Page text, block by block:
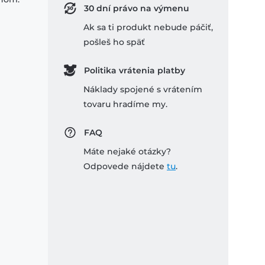
30 dní právo na výmenu
Ak sa ti produkt nebude páčiť,
pošleš ho späť
Politika vrátenia platby
Náklady spojené s vrátením
tovaru hradíme my.
FAQ
Máte nejaké otázky?
Odpovede nájdete tu.